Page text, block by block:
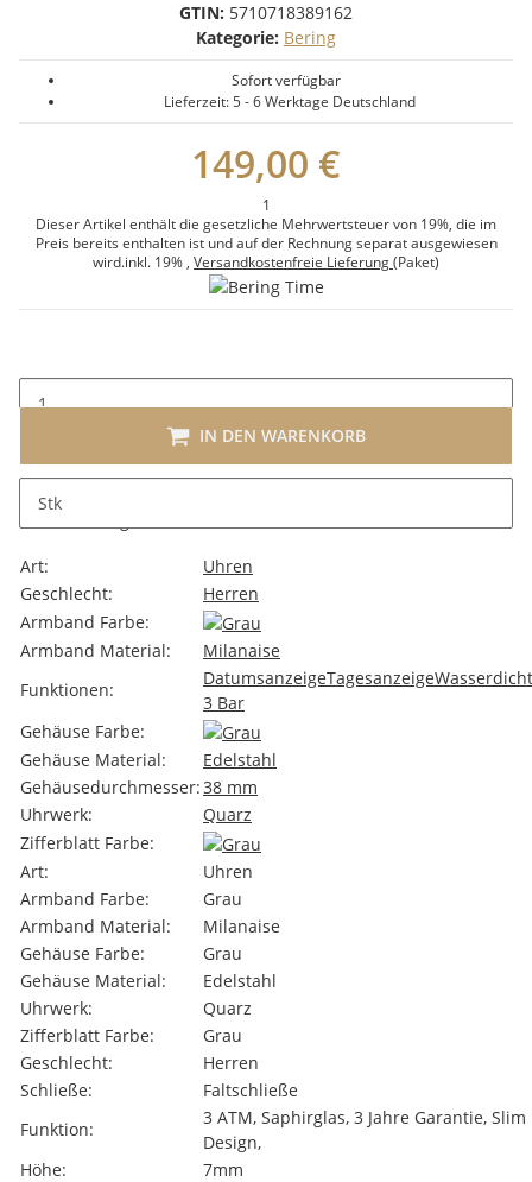
GTIN: 5710718389162
Kategorie: Bering
Sofort verfügbar
Lieferzeit:5 - 6 Werktage Deutschland
149,00 €
1
Dieser Artikel enthält die gesetzliche Mehrwertsteuer von 19%, die im
Preis bereits enthalten ist und auf der Rechnung separat ausgewiesen
wird.inkl. 19% , Versandkostenfreie Lieferung(Paket)
Stk
IN DEN WARENKORB
Art:
Uhren
Geschlecht:
Herren
Armband Farbe:
Armband Material:
Milanaise
Funktionen:
DatumsanzeigeTagesanzeigeWasserdicht
3 Bar
Gehäuse Farbe:
Gehäuse Material:
Edelstahl
Gehäusedurchmesser:38 mm
Uhrwerk:
Quarz
Zifferblatt Farbe:
Art:
Uhren
Armband Farbe:
Grau
Armband Material:
Milanaise
Gehäuse Farbe:
Grau
Gehäuse Material:
Edelstahl
Uhrwerk:
Quarz
Zifferblatt Farbe:
Grau
Geschlecht:
Herren
Schließe:
Faltschließe
Funktion:
3 ATM, Saphirglas, 3 Jahre Garantie, Slim
Design,
Höhe:
7mm